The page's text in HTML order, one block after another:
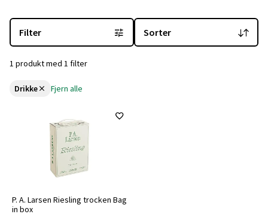
Filter Sorter
1 produkt med 1 filter
Drikke Fjern alle
P. A. Larsen Riesling trocken Bag
in box